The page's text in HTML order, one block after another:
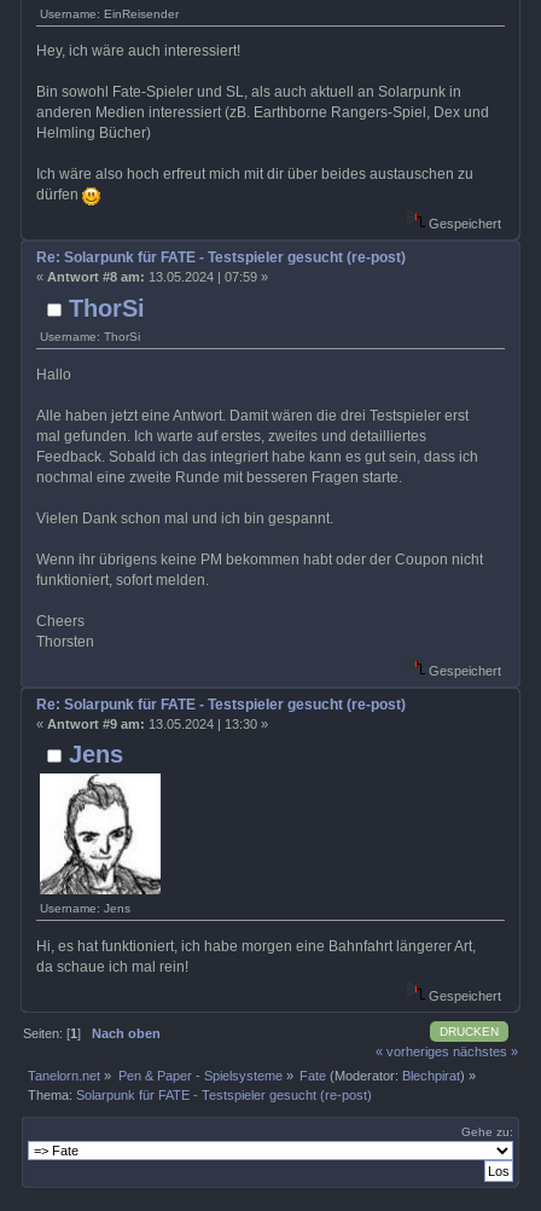
Username: EinReisender
Hey, ich wäre auch interessiert!
Bin sowohl Fate-Spieler und SL, als auch aktuell an Solarpunk in
anderen Medien interessiert (zB. Earthborne Rangers-Spiel, Dex und
Helmling Bücher)
Ich wäre also hoch erfreut mich mit dir über beides austauschen zu
dürfen
Gespeichert
ThorSi
Username: ThorSi
Re: Solarpunk für FATE - Testspieler gesucht (re-post)
« Antwort #8 am: 13.05.2024 | 07:59 »
Hallo
Alle haben jetzt eine Antwort. Damit wären die drei Testspieler erst
mal gefunden. Ich warte auf erstes, zweites und detailliertes
Feedback. Sobald ich das integriert habe kann es gut sein, dass ich
nochmal eine zweite Runde mit besseren Fragen starte.
Vielen Dank schon mal und ich bin gespannt.
Wenn ihr übrigens keine PM bekommen habt oder der Coupon nicht
funktioniert, sofort melden.
Cheers
Thorsten
Gespeichert
Jens
Username: Jens
Re: Solarpunk für FATE - Testspieler gesucht (re-post)
« Antwort #9 am: 13.05.2024 | 13:30 »
Hi, es hat funktioniert, ich habe morgen eine Bahnfahrt längerer Art,
da schaue ich mal rein!
Gespeichert
DRUCKEN
Seiten: [1]Nach oben
« vorheriges nächstes »
Tanelorn.net » Pen & Paper - Spielsysteme» Fate (Moderator: Blechpirat) »
Thema:Solarpunk für FATE - Testspieler gesucht (re-post)
Gehe zu: